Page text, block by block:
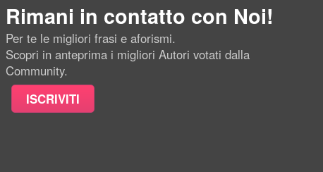
Rimani in contatto con Noi!
Per te le migliori frasi e aforismi.
Scopri in anteprima i migliori Autori votati dalla
Community.
ISCRIVITI